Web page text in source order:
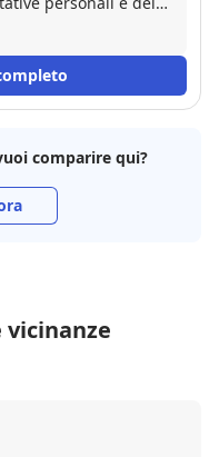
Empatia e
comparire qui?
vicinanze